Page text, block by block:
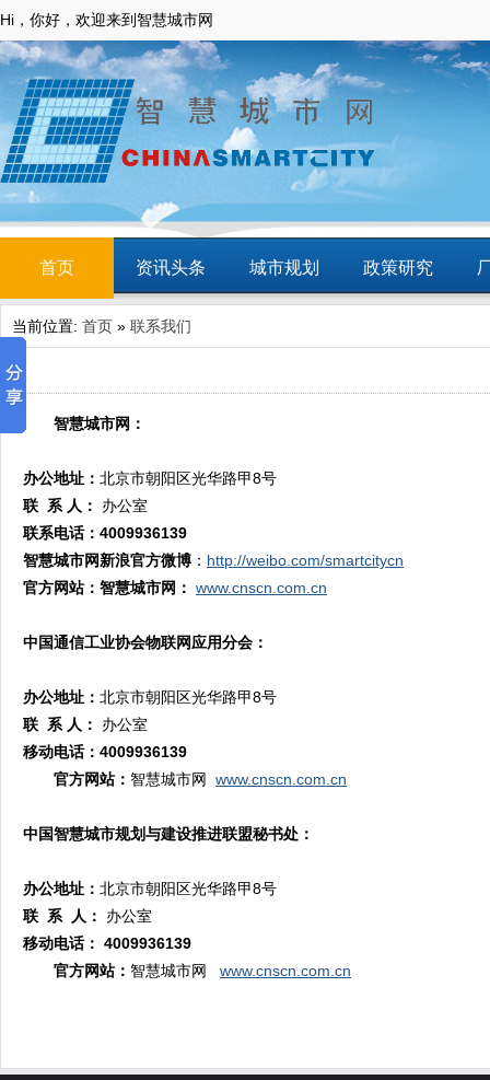
Hi，你好，欢迎来到智慧城市网
首页 资讯头条 城市规划 政策研究
动态 智慧应用
当前位置: 首页 » 联系我们
智慧城市网：
办公地址： 北京市朝阳区光华路甲8号
联 系 人：
办公室
联系电话：4009936139
智慧城市网新浪官方微博 ： http://weibo.com/smartcitycn
官方网站：智慧城市网： www.cnscn.com.cn
中国通信工业协会物联网应用分会：
办公地址： 北京市朝阳区光华路甲8号
联 系 人：
办公室
移动电话： 4009936139
官方网站： 智慧城市网 www.cnscn.com.cn
中国智慧城市规划与建设推进联盟秘书处：
办公地址： 北京市朝阳区光华路甲8号
联 系 人：
办公室
移动电话： 4009936139
官方网站： 智慧城市网 www.cnscn.com.cn